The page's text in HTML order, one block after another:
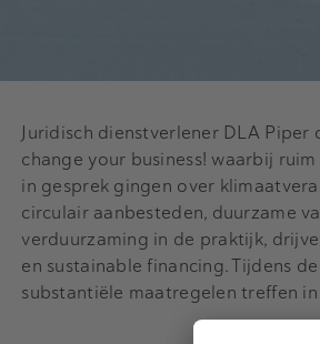
Juridisch dienstverlener DLA
change your business! waarbij
in gesprek gingen over
circulair aanbesteden, duurzame
verduurzaming in de praktijk,
en sustainable financing. Tijdens
substantiële maatregelen treffen